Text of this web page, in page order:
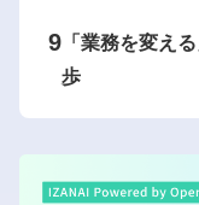
9 「業務を変え
歩